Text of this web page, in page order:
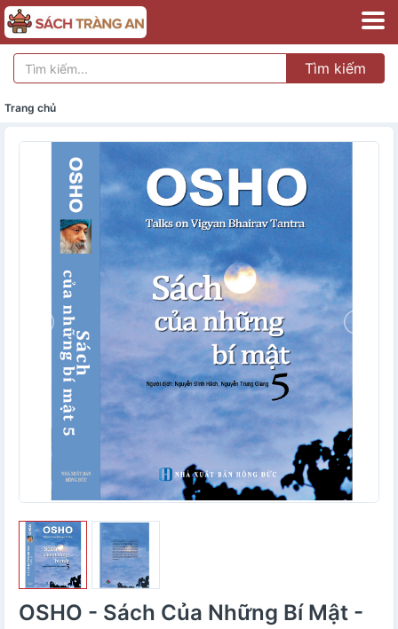
Tìm kiếm
Trang chủ
OSHO - Sách Của Những Bí Mật -